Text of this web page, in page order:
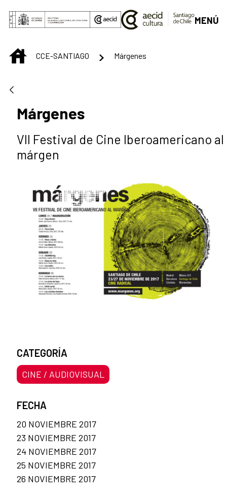
Saltar al contenido principal
MENÚ
INICIOCCE-SANTIAGO Márgenes
Márgenes
VII Festival de Cine Iberoamericano al
márgen
CATEGORÍA
CINE / AUDIOVISUAL
FECHA
20 NOVIEMBRE 2017
23 NOVIEMBRE 2017
24 NOVIEMBRE 2017
25 NOVIEMBRE 2017
26 NOVIEMBRE 2017